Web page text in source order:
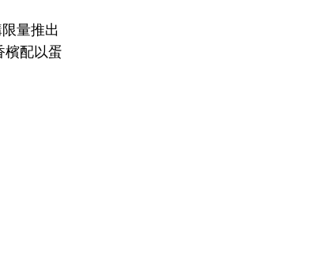
量推出
檳配以蛋